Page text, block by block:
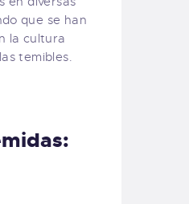
que se han
la cultura
temibles.